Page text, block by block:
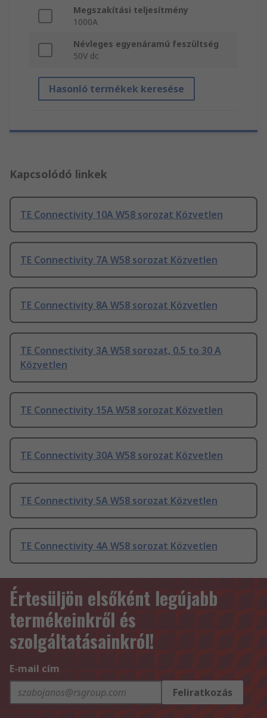
Megszakítási teljesítmény
1000A
Névleges egyenáramú feszültség
50V dc
Hasonló termékek keresése
Kapcsolódó linkek
TE Connectivity 10A W58 sorozat Közvetlen
TE Connectivity 7A W58 sorozat Közvetlen
TE Connectivity 8A W58 sorozat Közvetlen
TE Connectivity 3A W58 sorozat, 0.5 to 30 A
Közvetlen
TE Connectivity 15A W58 sorozat Közvetlen
TE Connectivity 30A W58 sorozat Közvetlen
TE Connectivity 5A W58 sorozat Közvetlen
TE Connectivity 4A W58 sorozat Közvetlen
Értesüljön elsőként legújabb
termékeinkről és
szolgáltatásainkról!
E-mail cím
Feliratkozás